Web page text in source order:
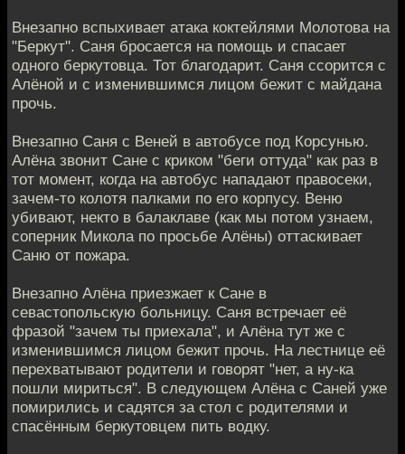
Внезапно вспыхивает атака коктейлями Молотова на
"Беркут". Саня бросается на помощь и спасает
одного беркутовца. Тот благодарит. Саня ссорится с
Алёной и с изменившимся лицом бежит с майдана
прочь.
Внезапно Саня с Веней в автобусе под Корсунью.
Алёна звонит Сане с криком "беги оттуда" как раз в
тот момент, когда на автобус нападают правосеки,
зачем-то колотя палками по его корпусу. Веню
убивают, некто в балаклаве (как мы потом узнаем,
соперник Микола по просьбе Алёны) оттаскивает
Саню от пожара.
Внезапно Алёна приезжает к Сане в
севастопольскую больницу. Саня встречает её
фразой "зачем ты приехала", и Алёна тут же с
изменившимся лицом бежит прочь. На лестнице её
перехватывают родители и говорят "нет, а ну-ка
пошли мириться". В следующем Алёна с Саней уже
помирились и садятся за стол с родителями и
спасённым беркутовцем пить водку.